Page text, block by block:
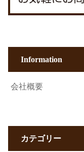
Information
会社概要
カテゴリー